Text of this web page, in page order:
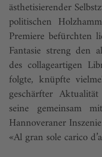
ästhetisierender
politischen
Premiere befürchten
Fantasie streng den
des collageartigen
folgte, knüpfte
geschärfter
seine gemeinsam
Hannoveraner
«Al gran sole carico